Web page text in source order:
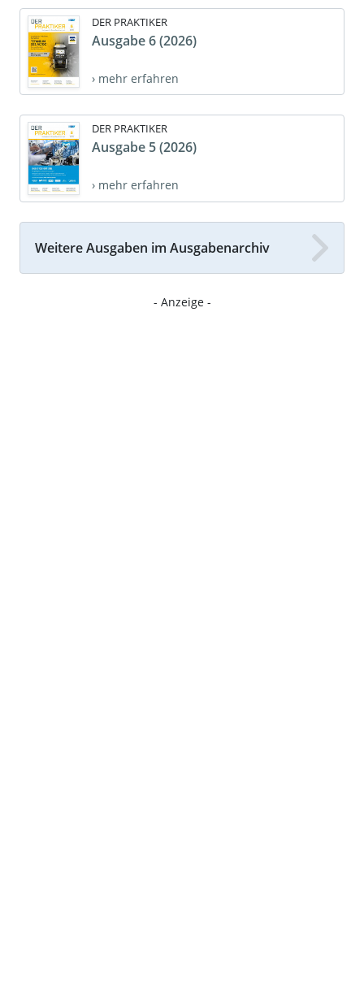
DER PRAKTIKER
Ausgabe 6 (2026)
› mehr erfahren
DER PRAKTIKER
Ausgabe 5 (2026)
› mehr erfahren
Weitere Ausgaben im Ausgabenarchiv
- Anzeige -